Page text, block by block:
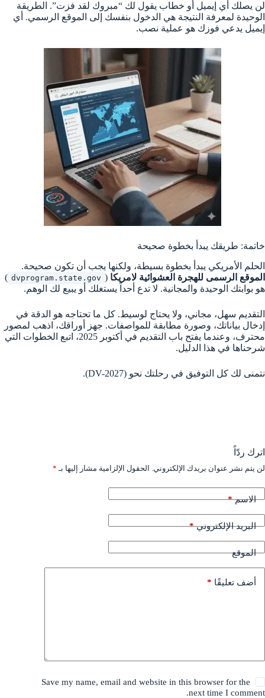
لن يصلك أي إيميل أو خطاب يقول لك “مبروك لقد فزت”. الطريقة
الوحيدة لمعرفة النتيجة هي الدخول بنفسك إلى الموقع الرسمي. أي
إيميل يدعي فوزك هو عملية نصب.
خاتمة: طريقك يبدأ بخطوة صحيحة
الحلم الأمريكي يبدأ بخطوة بسيطة، ولكنها يجب أن تكون صحيحة.
الموقع الرسمى للهجرة العشوائية لامريكا (
dvprogram.state.gov
)
هو بوابتك الوحيدة والمجانية. لا تدع أحداً يستغلك أو يبيع لك الوهم.
التقديم سهل، مجاني، ولا يحتاج لوسيط. كل ما تحتاجه هو الدقة في
إدخال بياناتك، وصورة مطابقة للمواصفات. جهز أوراقك، اذهب لمصور
محترف، وعندما يفتح باب التقديم في أكتوبر 2025، اتبع الخطوات التي
شرحناها في هذا الدليل.
نتمنى لك كل التوفيق في رحلتك نحو (DV-2027).
اترك ردّاً
لن يتم نشر عنوان بريدك الإلكتروني. الحقول الإلزامية مشار إليها بـ *
الاسم*
البريد الإلكتروني*
الموقع
أضف تعليقًا *
Save my name, email and website in this browser for the
next time I comment.